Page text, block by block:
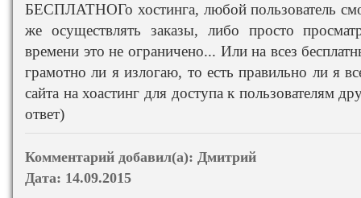
БЕСПЛАТНОГо хостинга, любой пользователь
же осуществлять заказы, либо просто
времени это не ограничено... Или на всез
грамотно ли я излогаю, то есть правильно ли я
сайта на хоастинг для доступа к пользователям
ответ)
Комментарий добавил(а): Дмитрий
Дата: 14.09.2015